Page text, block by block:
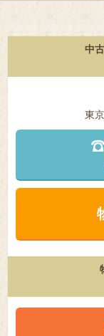
中
東